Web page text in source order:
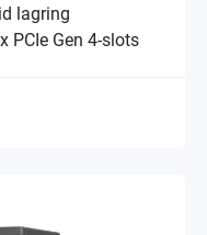
lagring
PCIe Gen 4-slots